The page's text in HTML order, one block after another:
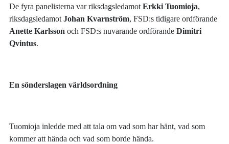
De fyra panelisterna var riksdagsledamotErkki Tuomioja,
riksdagsledamotJohan Kvarnström, FSD:s tidigare ordförande
Anette Karlssonoch FSD:s nuvarande ordförandeDimitri
Qvintus.
En sönderslagen världsordning
Tuomioja inledde med att tala om vad som har hänt, vad som
kommer att hända och vad som borde hända.